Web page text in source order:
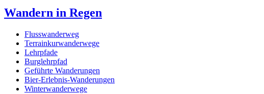
Wandern in Regen
Flusswanderweg
Terrainkurwanderwege
Lehrpfade
Burglehrpfad
Geführte Wanderungen
Bier-Erlebnis-Wanderungen
Winterwanderwege